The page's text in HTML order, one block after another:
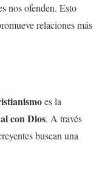
nos ofenden. Esto
relaciones más
es la
con Dios. A través
buscan una